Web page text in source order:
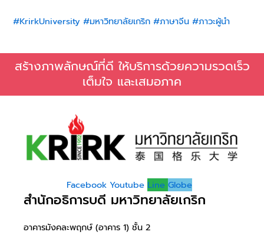
#KrirkUniversity #มหาวิทยาลัยเกริก #ภาษาจีน #ภาวะผู้นำ
สร้างภาพลักษณ์ที่ดี ให้บริการด้วยความรวดเร็ว
เต็มใจ และเสมอภาค
Facebook Youtube Line Globe
สำนักอธิการบดี มหาวิทยาลัยเกริก
อาคารมังคละพฤกษ์ (อาคาร 1) ชั้น 2